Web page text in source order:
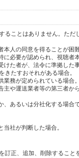
ることはありません。た
人の同意を得ることが困難
必要が認められ、視聴者
た者が、法令に準拠し
たすおそれがある場合。
務が定められている場合。
や運送業者等の第三者
あるいは分社化する場
社が判断した場合。
訂正、追加、削除するこ